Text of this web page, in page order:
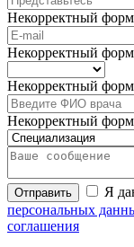
Некорректный
Некорректный
Некорректный
Некорректный
Отправить Я
персональных
соглашения